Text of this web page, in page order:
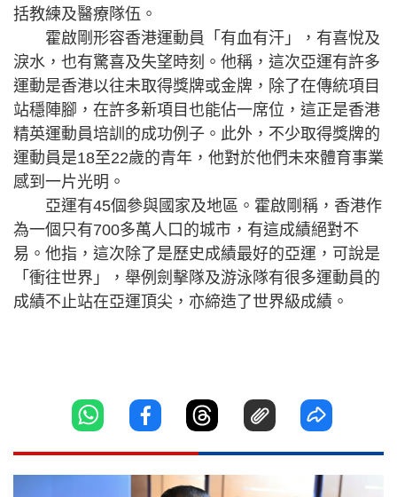
括教練及醫療隊伍。
霍啟剛形容香港運動員「有血有汗」，有喜悅及
淚水，也有驚喜及失望時刻。他稱，這次亞運有許多
運動是香港以往未取得獎牌或金牌，除了在傳統項目
站穩陣腳，在許多新項目也能佔一席位，這正是香港
精英運動員培訓的成功例子。此外，不少取得獎牌的
運動員是18至22歲的青年，他對於他們未來體育事業
感到一片光明。
亞運有45個參與國家及地區。霍啟剛稱，香港作
為一個只有700多萬人口的城市，有這成績絕對不
易。他指，這次除了是歷史成績最好的亞運，可說是
「衝往世界」，舉例劍擊隊及游泳隊有很多運動員的
成績不止站在亞運頂尖，亦締造了世界級成績。